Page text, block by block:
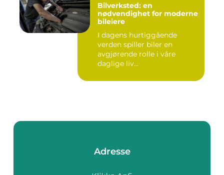
Bilverksted: en
nødvendighet for moderne
bileiere
I dagens hurtiggående
verden spiller biler en
avgjørende rolle i våre
daglige liv...
Adresse